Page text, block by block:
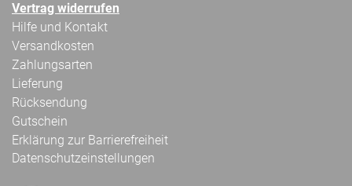
Vertrag widerrufen
Hilfe und Kontakt
Versandkosten
Zahlungsarten
Lieferung
Rücksendung
Gutschein
Erklärung zur Barrierefreiheit
Datenschutzeinstellungen